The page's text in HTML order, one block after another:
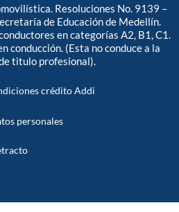
Resoluciones No. 9139 –
de Educación de Medellín.
en categorías A2, B1, C1.
conducción. (Esta no conduce a la
titulo profesional).
crédito Addi
personales